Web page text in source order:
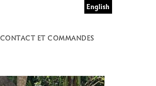
English
CONTACT ET COMMANDES